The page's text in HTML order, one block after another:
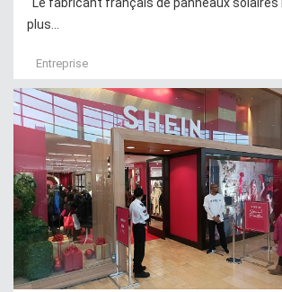
plus...
Entreprise